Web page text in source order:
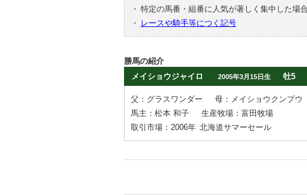
・ 特定の馬番・組番に人気が著しく集中した場合
・
レースや騎手等につく記号
勝馬の紹介
メイショウジャイロ
2005年3月15日生 牡5
父：グラスワンダー
母：メイショウクンプウ
馬主：松本 和子
生産牧場：富田牧場
取引市場：2006年 北海道サマーセール